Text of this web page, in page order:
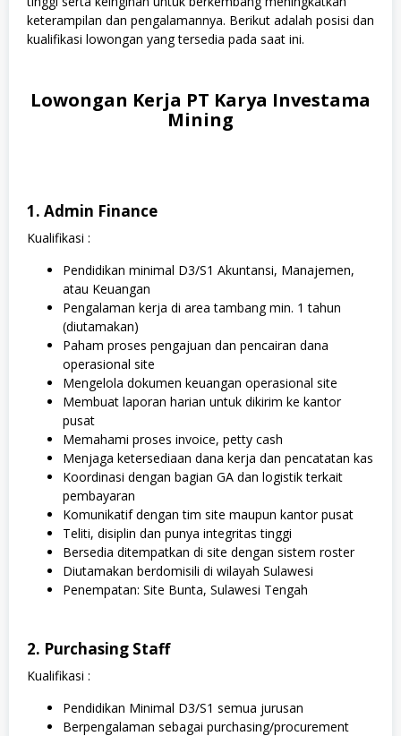
keterampilan dan pengalamannya. Berikut adalah posisi dan
kualifikasi lowongan yang tersedia pada saat ini.
Lowongan Kerja PT Karya Investama
Mining
1. Admin Finance
Kualifikasi :
Pendidikan minimal D3/S1 Akuntansi, Manajemen,
atau Keuangan
Pengalaman kerja di area tambang min. 1 tahun
(diutamakan)
Paham proses pengajuan dan pencairan dana
operasional site
Mengelola dokumen keuangan operasional site
Membuat laporan harian untuk dikirim ke kantor
pusat
Memahami proses invoice, petty cash
Menjaga ketersediaan dana kerja dan pencatatan kas
Koordinasi dengan bagian GA dan logistik terkait
pembayaran
Komunikatif dengan tim site maupun kantor pusat
Teliti, disiplin dan punya integritas tinggi
Bersedia ditempatkan di site dengan sistem roster
Diutamakan berdomisili di wilayah Sulawesi
Penempatan: Site Bunta, Sulawesi Tengah
2. Purchasing Staff
Kualifikasi :
Pendidikan Minimal D3/S1 semua jurusan
Berpengalaman sebagai purchasing/procurement